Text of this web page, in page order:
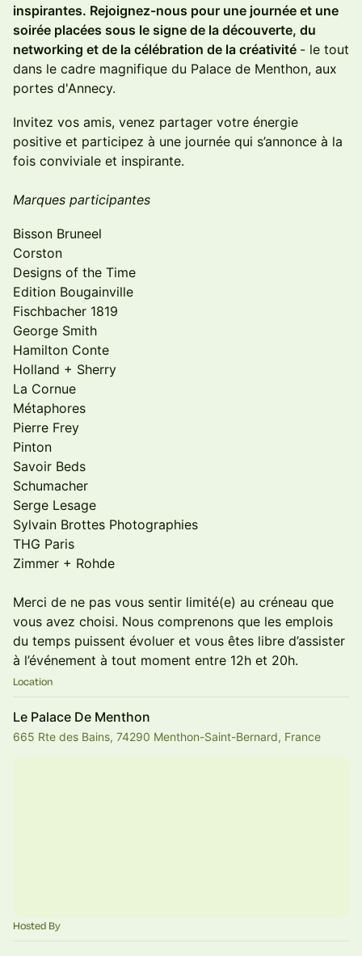
inspirantes. Rejoignez-nous pour une journée et une
soirée placées sous le signe de la découverte, du
networking et de la célébration de la créativité - le tout
dans le cadre magnifique du Palace de Menthon, aux
portes d'Annecy.
Invitez vos amis, venez partager votre énergie
positive et participez à une journée qui s’annonce à la
fois conviviale et inspirante.
Marques participantes
Bisson Bruneel
Corston
Designs of the Time
Edition Bougainville
Fischbacher 1819
George Smith
Hamilton Conte
Holland + Sherry
La Cornue
Métaphores
Pierre Frey
Pinton
Savoir Beds
Schumacher
Serge Lesage
Sylvain Brottes Photographies
THG Paris
Zimmer + Rohde
Merci de ne pas vous sentir limité(e) au créneau que
vous avez choisi. Nous comprenons que les emplois
du temps puissent évoluer et vous êtes libre d’assister
à l’événement à tout moment entre 12h et 20h.
Location
Le Palace De Menthon
665 Rte des Bains, 74290 Menthon-Saint-Bernard, France
Hosted By